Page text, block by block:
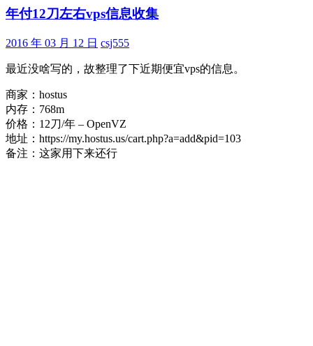
年付12刀左右vps信息收集
2016 年 03 月 12 日 csj555
最近没啥写的，故整理了下近期便宜vps的信息。
商家：hostus
内存：768m
价格：12刀/年 – OpenVZ
地址：https://my.hostus.us/cart.php?a=add&pid=103
备注：这家用下来还行